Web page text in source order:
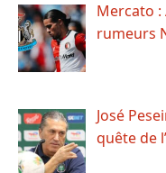
Mercato :
rumeurs
José
quête de